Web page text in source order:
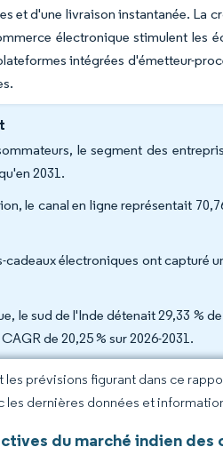
et d'une livraison instantanée. La
électronique stimulent les
intégrées d'émetteur-
le segment des
2031.
le canal en ligne représentait
électroniques ont capturé
le sud de l'Inde détenait 29,33 %
de 20,25 % sur 2026-2031.
les prévisions figurant dans ce
les dernières données et
du marché indien